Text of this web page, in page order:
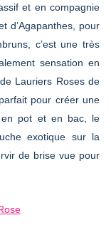
et en compagnie
d’Agapanthes, pour
c’est une très
sensation en
Lauriers Roses de
pour créer une
en pot et en bac, le
exotique sur la
de brise vue pour